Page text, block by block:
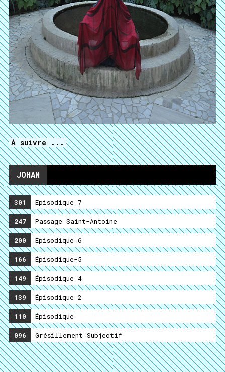
À suivre ...
JOHAN
301 Episodique 7
247 Passage Saint-Antoine
200 Episodique 6
166 Épisodique-5
149 Épisodique 4
139 Épisodique 2
110 Épisodique
096 Grésillement Subjectif